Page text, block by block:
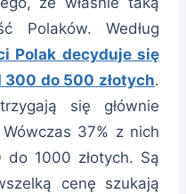
Polaków. Według
Polak decyduje się
300 do 500 złotych.
się głównie
37% z nich
1000 złotych. Są
cenę szukają